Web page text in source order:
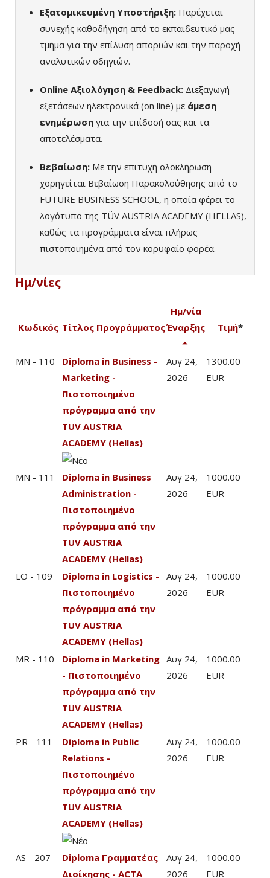
Εξατομικευμένη Υποστήριξη: Παρέχεται
συνεχής καθοδήγηση από το εκπαιδευτικό μας
τμήμα για την επίλυση αποριών και την παροχή
αναλυτικών οδηγιών.
Online Αξιολόγηση & Feedback: Διεξαγωγή
εξετάσεων ηλεκτρονικά (on line) με άμεση
ενημέρωση για την επίδοσή σας και τα
αποτελέσματα.
Βεβαίωση: Με την επιτυχή ολοκλήρωση
χορηγείται Βεβαίωση Παρακολούθησης από το
FUTURE BUSINESS SCHOOL, η οποία φέρει το
λογότυπο της TÜV AUSTRIA ACADEMY (HELLAS),
καθώς τα προγράμματα είναι πλήρως
πιστοποιημένα από τον κορυφαίο φορέα.
Ημ/νίες
Κωδικός Τίτλος Προγράμματος
Ημ/νία
Έναρξης
Τιμή*
MN - 110
Diploma in Business -
Marketing -
Πιστοποιημένο
πρόγραμμα από την
TUV AUSTRIA
ACADEMY (Hellas)
Αυγ 24,
2026
1300.00
EUR
MN - 111
Diploma in Business
Administration -
Πιστοποιημένο
πρόγραμμα από την
TUV AUSTRIA
ACADEMY (Hellas)
Αυγ 24,
2026
1000.00
EUR
LO - 109
Diploma in Logistics -
Πιστοποιημένο
πρόγραμμα από την
TUV AUSTRIA
ACADEMY (Hellas)
Αυγ 24,
2026
1000.00
EUR
MR - 110
Diploma in Marketing
- Πιστοποιημένο
πρόγραμμα από την
TUV AUSTRIA
ACADEMY (Hellas)
Αυγ 24,
2026
1000.00
EUR
PR - 111
Diploma in Public
Relations -
Πιστοποιημένο
πρόγραμμα από την
TUV AUSTRIA
ACADEMY (Hellas)
Αυγ 24,
2026
1000.00
EUR
AS - 207
Diploma Γραμματέας
Διοίκησης - ACTA
Αυγ 24,
2026
1000.00
EUR